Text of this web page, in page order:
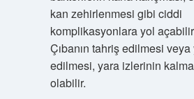
kan zehirlenmesi gibi ciddi
komplikasyonlara yol
Çıbanın tahriş edilmesi veya
edilmesi, yara izlerinin
olabilir.